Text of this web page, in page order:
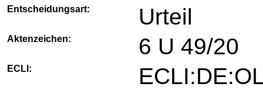
Entscheidungsart: Urteil
Aktenzeichen: 6 U 49/20
ECLI: